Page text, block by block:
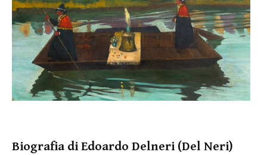
Biografia di Edoardo Delneri (Del Neri)